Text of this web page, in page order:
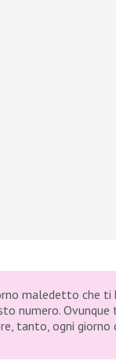
maledetto che
numero. Ovunque
tanto, ogni giorno